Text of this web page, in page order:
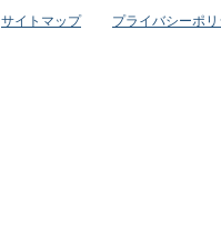
サイトマップ プライバシーポ